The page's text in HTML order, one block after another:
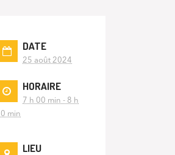
DATE
25 août 2024
HORAIRE
7 h 00 min - 8 h
min
LIEU